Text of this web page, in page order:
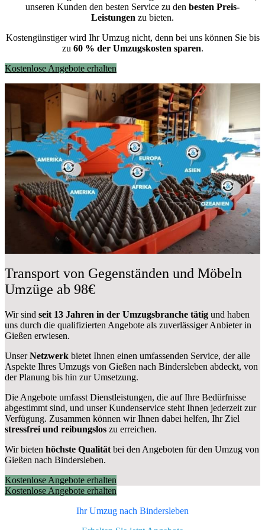
unseren Kunden den besten Service zu den besten Preis-
Leistungen zu bieten.
Kostengünstiger wird Ihr Umzug nicht, denn bei uns können Sie bis
zu 60 % der Umzugskosten sparen.
Kostenlose Angebote erhalten
Transport von Gegenständen und Möbeln
Umzüge ab 98€
Wir sind seit 13 Jahren in der Umzugsbranche tätig und haben
uns durch die qualifizierten Angebote als zuverlässiger Anbieter in
Gießen erwiesen.
UnserNetzwerk bietet Ihnen einen umfassenden Service, der alle
Aspekte Ihres Umzugs von Gießen nach Bindersleben abdeckt, von
der Planung bis hin zur Umsetzung.
Die Angebote umfasst Dienstleistungen, die auf Ihre Bedürfnisse
abgestimmt sind, und unser Kundenservice steht Ihnen jederzeit zur
Verfügung. Zusammen können wir Ihnen dabei helfen, Ihr Ziel
stressfrei und reibungslos zu erreichen.
Wir bieten höchste Qualität bei den Angeboten für den Umzug von
Gießen nach Bindersleben.
Kostenlose Angebote erhalten
Kostenlose Angebote erhalten
Ihr Umzug nach Bindersleben